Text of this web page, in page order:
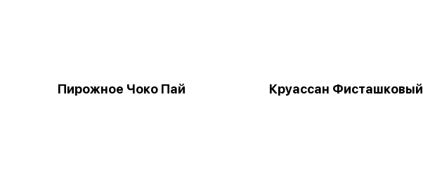
Пирожное Чоко Пай Круассан Фисташковый